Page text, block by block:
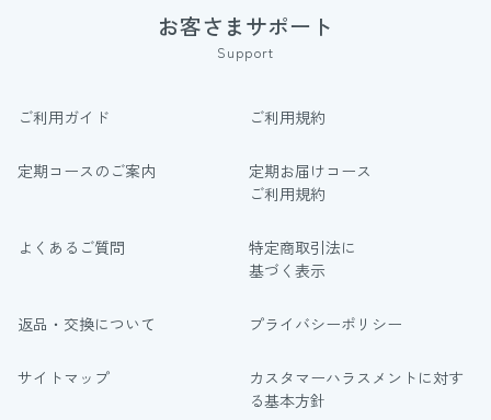
お客さまサポート
Support
ご利用ガイド ご利用規約
定期コースのご案内
定期お届けコース
ご利用規約
よくあるご質問
特定商取引法に
基づく表示
返品・交換について プライバシーポリシー
サイトマップ
カスタマーハラスメントに対す
る基本方針